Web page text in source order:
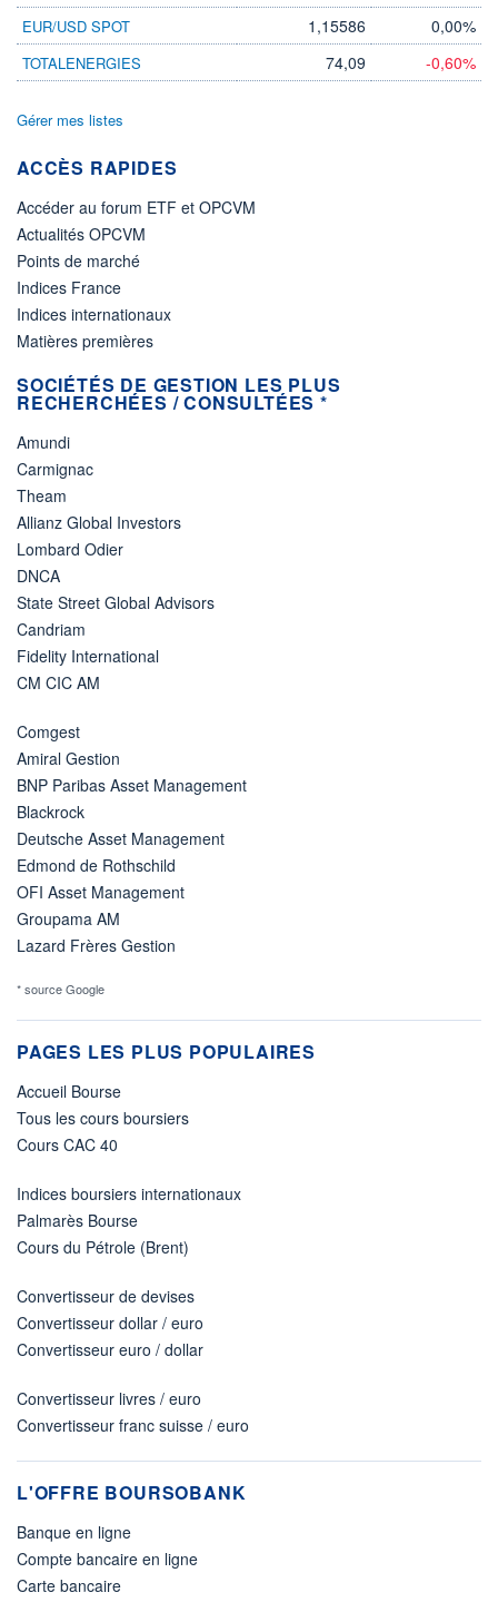
EUR/USD SPOT 1,15586 0,00%
TOTALENERGIES 74,09 -0,60%
Gérer mes listes
ACCÈS RAPIDES
Accéder au forum ETF et OPCVM
Actualités OPCVM
Points de marché
Indices France
Indices internationaux
Matières premières
SOCIÉTÉS DE GESTION LES PLUS
RECHERCHÉES / CONSULTÉES *
Amundi
Carmignac
Theam
Allianz Global Investors
Lombard Odier
DNCA
State Street Global Advisors
Candriam
Fidelity International
CM CIC AM
Comgest
Amiral Gestion
BNP Paribas Asset Management
Blackrock
Deutsche Asset Management
Edmond de Rothschild
OFI Asset Management
Groupama AM
Lazard Frères Gestion
* source Google
PAGES LES PLUS POPULAIRES
Accueil Bourse
Tous les cours boursiers
Cours CAC 40
Indices boursiers internationaux
Palmarès Bourse
Cours du Pétrole (Brent)
Convertisseur de devises
Convertisseur dollar / euro
Convertisseur euro / dollar
Convertisseur livres / euro
Convertisseur franc suisse / euro
L'OFFRE BOURSOBANK
Banque en ligne
Compte bancaire en ligne
Carte bancaire